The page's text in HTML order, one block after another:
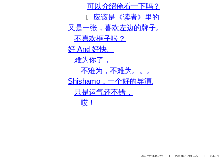
可以介绍俺看一下吗？
应该是《读者》里的
又是一张，喜欢左边的牌子。
不喜欢框子啦？
好 And 好快。
难为你了，
不难为，不难为。。。
Shishamo，一个好的导演.
只是运气还不错，
哎！